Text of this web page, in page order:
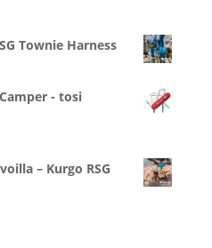
Townie Harness
- tosi
– Kurgo RSG